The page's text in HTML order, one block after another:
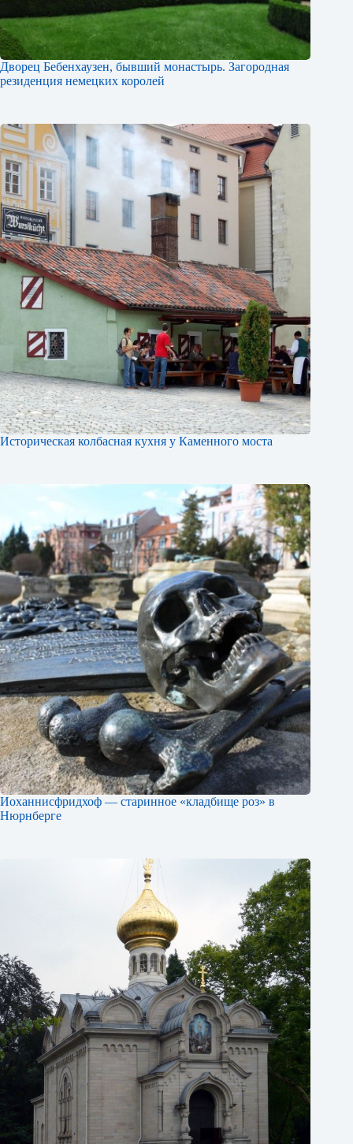
Дворец Бебенхаузен, бывший монастырь. Загородная
резиденция немецких королей
Историческая колбасная кухня у Каменного моста
Иоханнисфридхоф — старинное «кладбище роз» в
Нюрнберге